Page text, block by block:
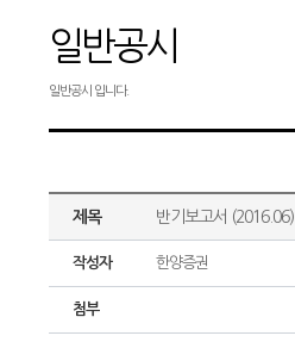
일반공시
일반공시 입니다.
제목 반기보고서 (2016.06)
작성자 한양증권
첨부